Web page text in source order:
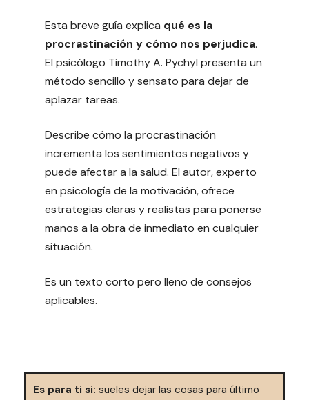
Esta breve guía explica qué es la
procrastinación y cómo nos perjudica.
El psicólogo Timothy A. Pychyl presenta un
método sencillo y sensato para dejar de
aplazar tareas.
Describe cómo la procrastinación
incrementa los sentimientos negativos y
puede afectar a la salud. El autor, experto
en psicología de la motivación, ofrece
estrategias claras y realistas para ponerse
manos a la obra de inmediato en cualquier
situación.
Es un texto corto pero lleno de consejos
aplicables.
Es para ti si: sueles dejar las cosas para último